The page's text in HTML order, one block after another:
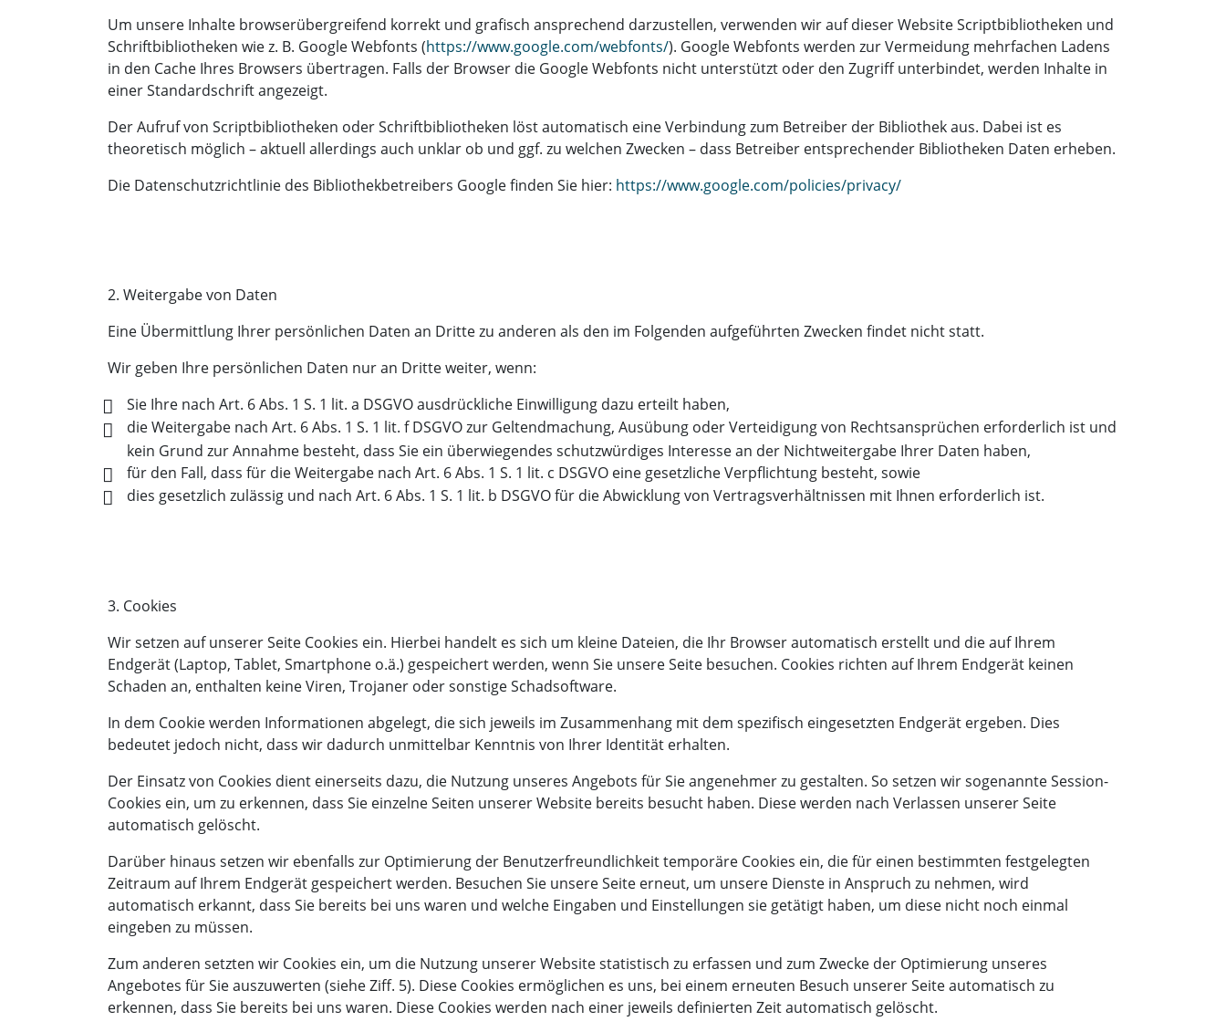
Um unsere Inhalte browserübergreifend korrekt und grafisch ansprechend darzustellen, verwenden wir auf dieser Website Scriptbibliotheken und
Schriftbibliotheken wie z. B. Google Webfonts (https://www.google.com/webfonts/). Google Webfonts werden zur Vermeidung mehrfachen Ladens
in den Cache Ihres Browsers übertragen. Falls der Browser die Google Webfonts nicht unterstützt oder den Zugriff unterbindet, werden Inhalte in
einer Standardschrift angezeigt.
Der Aufruf von Scriptbibliotheken oder Schriftbibliotheken löst automatisch eine Verbindung zum Betreiber der Bibliothek aus. Dabei ist es
theoretisch möglich – aktuell allerdings auch unklar ob und ggf. zu welchen Zwecken – dass Betreiber entsprechender Bibliotheken Daten erheben.
Die Datenschutzrichtlinie des Bibliothekbetreibers Google finden Sie hier: https://www.google.com/policies/privacy/
2. Weitergabe von Daten
Eine Übermittlung Ihrer persönlichen Daten an Dritte zu anderen als den im Folgenden aufgeführten Zwecken findet nicht statt.
Wir geben Ihre persönlichen Daten nur an Dritte weiter, wenn:
Sie Ihre nach Art. 6 Abs. 1 S. 1 lit. a DSGVO ausdrückliche Einwilligung dazu erteilt haben,
die Weitergabe nach Art. 6 Abs. 1 S. 1 lit. f DSGVO zur Geltendmachung, Ausübung oder Verteidigung von Rechtsansprüchen erforderlich ist und
kein Grund zur Annahme besteht, dass Sie ein überwiegendes schutzwürdiges Interesse an der Nichtweitergabe Ihrer Daten haben,
für den Fall, dass für die Weitergabe nach Art. 6 Abs. 1 S. 1 lit. c DSGVO eine gesetzliche Verpflichtung besteht, sowie
dies gesetzlich zulässig und nach Art. 6 Abs. 1 S. 1 lit. b DSGVO für die Abwicklung von Vertragsverhältnissen mit Ihnen erforderlich ist.
3. Cookies
Wir setzen auf unserer Seite Cookies ein. Hierbei handelt es sich um kleine Dateien, die Ihr Browser automatisch erstellt und die auf Ihrem
Endgerät (Laptop, Tablet, Smartphone o.ä.) gespeichert werden, wenn Sie unsere Seite besuchen. Cookies richten auf Ihrem Endgerät keinen
Schaden an, enthalten keine Viren, Trojaner oder sonstige Schadsoftware.
In dem Cookie werden Informationen abgelegt, die sich jeweils im Zusammenhang mit dem spezifisch eingesetzten Endgerät ergeben. Dies
bedeutet jedoch nicht, dass wir dadurch unmittelbar Kenntnis von Ihrer Identität erhalten.
Der Einsatz von Cookies dient einerseits dazu, die Nutzung unseres Angebots für Sie angenehmer zu gestalten. So setzen wir sogenannte Session-
Cookies ein, um zu erkennen, dass Sie einzelne Seiten unserer Website bereits besucht haben. Diese werden nach Verlassen unserer Seite
automatisch gelöscht.
Darüber hinaus setzen wir ebenfalls zur Optimierung der Benutzerfreundlichkeit temporäre Cookies ein, die für einen bestimmten festgelegten
Zeitraum auf Ihrem Endgerät gespeichert werden. Besuchen Sie unsere Seite erneut, um unsere Dienste in Anspruch zu nehmen, wird
automatisch erkannt, dass Sie bereits bei uns waren und welche Eingaben und Einstellungen sie getätigt haben, um diese nicht noch einmal
eingeben zu müssen.
Zum anderen setzten wir Cookies ein, um die Nutzung unserer Website statistisch zu erfassen und zum Zwecke der Optimierung unseres
Angebotes für Sie auszuwerten (siehe Ziff. 5). Diese Cookies ermöglichen es uns, bei einem erneuten Besuch unserer Seite automatisch zu
erkennen, dass Sie bereits bei uns waren. Diese Cookies werden nach einer jeweils definierten Zeit automatisch gelöscht.